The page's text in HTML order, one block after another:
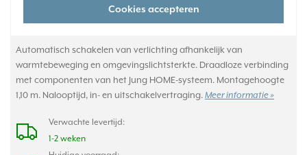
Cookies accepteren
Automatisch schakelen van verlichting afhankelijk van
warmtebeweging en omgevingslichtsterkte. Draadloze verbinding
met componenten van het Jung HOME-systeem. Montagehoogte
1,10 m. Nalooptijd, in- en uitschakelvertraging. Meer informatie »
Verwachte levertijd:
1-2 weken